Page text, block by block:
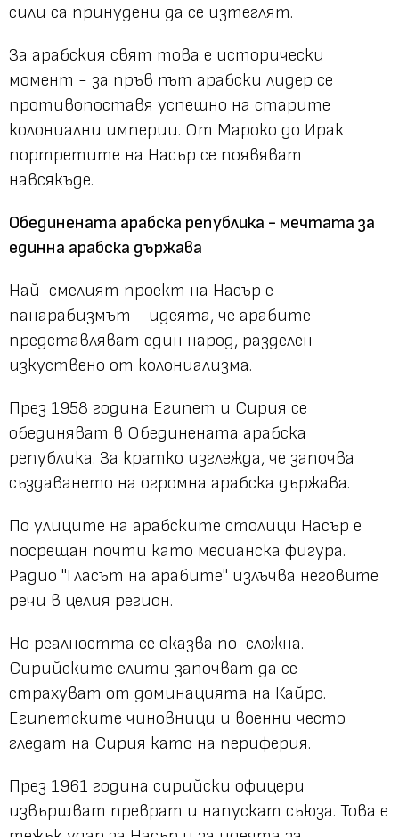
сили са принудени да се изтеглят.
За арабския свят това е исторически
момент - за пръв път арабски лидер се
противопоставя успешно на старите
колониални империи. От Мароко до Ирак
портретите на Насър се появяват
навсякъде.
Обединената арабска република - мечтата за
единна арабска държава
Най-смелият проект на Насър е
панарабизмът - идеята, че арабите
представляват един народ, разделен
изкуствено от колониализма.
През 1958 година Египет и Сирия се
обединяват в Обединената арабска
република. За кратко изглежда, че започва
създаването на огромна арабска държава.
По улиците на арабските столици Насър е
посрещан почти като месианска фигура.
Радио "Гласът на арабите" излъчва неговите
речи в целия регион.
Но реалността се оказва по-сложна.
Сирийските елити започват да се
страхуват от доминацията на Кайро.
Египетските чиновници и военни често
гледат на Сирия като на периферия.
През 1961 година сирийски офицери
извършват преврат и напускат съюза. Това е